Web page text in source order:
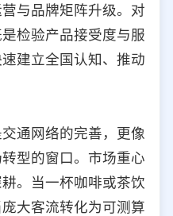
与品牌矩阵升级。对
检验产品接受度与服
建立全国认知、推动
通网络的完善，更像
型的窗口。市场重心
。当一杯咖啡或茶饮
大客流转化为可测算